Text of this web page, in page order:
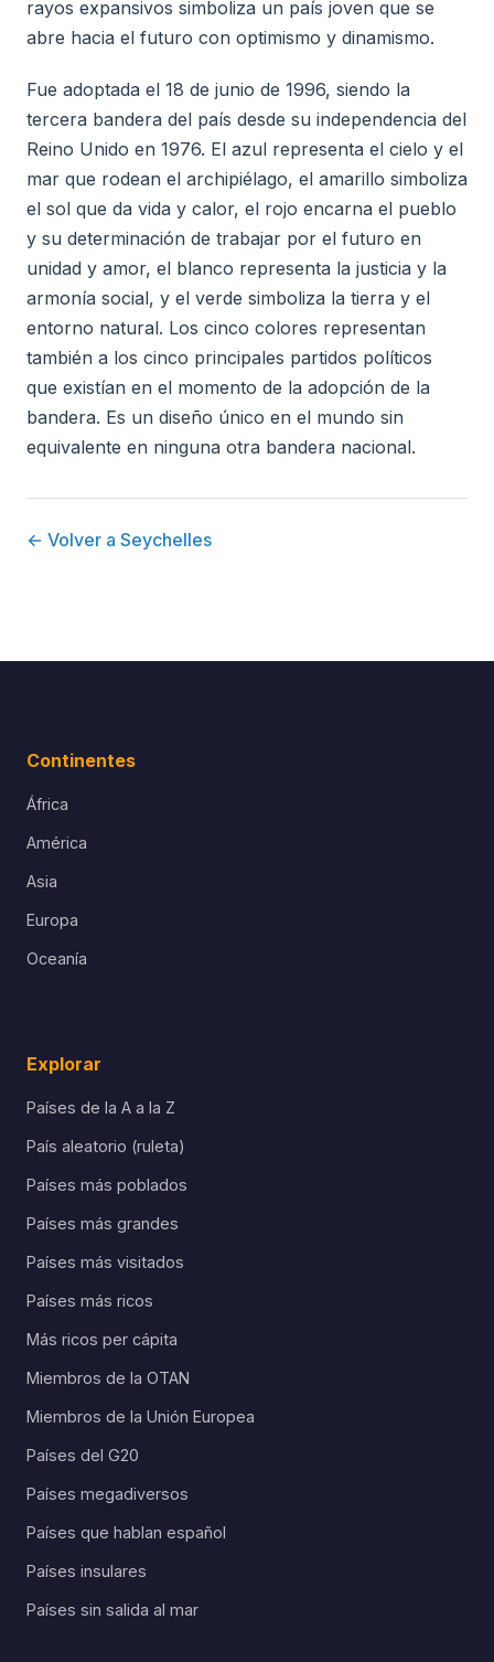
rayos expansivos simboliza un país joven que se
abre hacia el futuro con optimismo y dinamismo.
Fue adoptada el 18 de junio de 1996, siendo la
tercera bandera del país desde su independencia del
Reino Unido en 1976. El azul representa el cielo y el
mar que rodean el archipiélago, el amarillo simboliza
el sol que da vida y calor, el rojo encarna el pueblo
y su determinación de trabajar por el futuro en
unidad y amor, el blanco representa la justicia y la
armonía social, y el verde simboliza la tierra y el
entorno natural. Los cinco colores representan
también a los cinco principales partidos políticos
que existían en el momento de la adopción de la
bandera. Es un diseño único en el mundo sin
equivalente en ninguna otra bandera nacional.
← Volver a Seychelles
Continentes
África
América
Asia
Europa
Oceanía
Explorar
Países de la A a la Z
País aleatorio (ruleta)
Países más poblados
Países más grandes
Países más visitados
Países más ricos
Más ricos per cápita
Miembros de la OTAN
Miembros de la Unión Europea
Países del G20
Países megadiversos
Países que hablan español
Países insulares
Países sin salida al mar